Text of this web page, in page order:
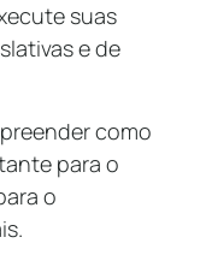
suas
e de
como
para o
o